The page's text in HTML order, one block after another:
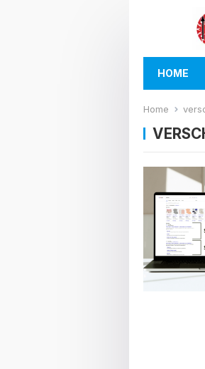
HOME
Home